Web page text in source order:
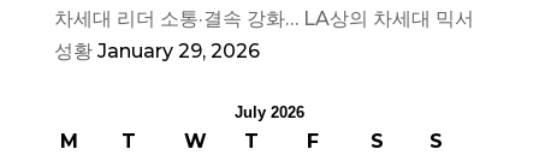
차세대 리더 소통·결속 강화… LA상의 차세대 믹서
성황 January 29, 2026
July 2026
M T W T F S
S